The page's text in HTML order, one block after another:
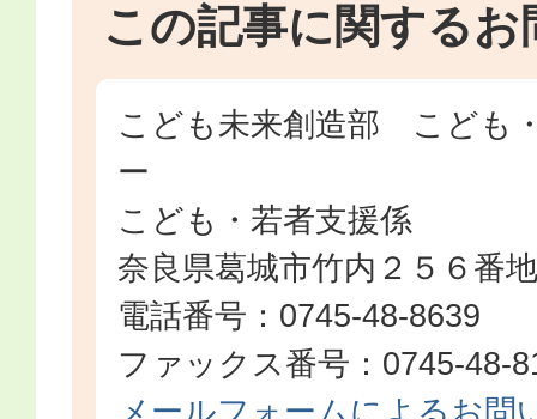
この記事に関するお
こども未来創造部 こども
ー
こども・若者支援係
奈良県葛城市竹内２５６番
電話番号：0745-48-8639
ファックス番号：0745-48-
メールフォームによるお問